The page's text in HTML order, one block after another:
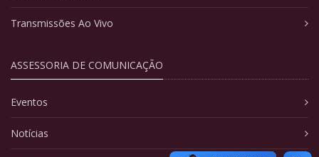
Transmissões Ao Vivo
ASSESSORIA DE COMUNICAÇÃO
Eventos
Notícias